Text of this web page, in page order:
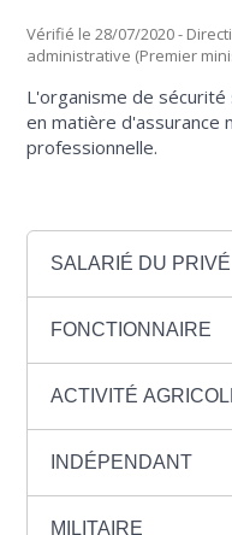
Vérifié le 28/07/2020 -
administrative (Premier
L'organisme de
en matière d'assurance
professionnelle.
SALARIÉ DU PRIVÉ
FONCTIONNAIRE
ACTIVITÉ
INDÉPENDANT
MILITAIRE